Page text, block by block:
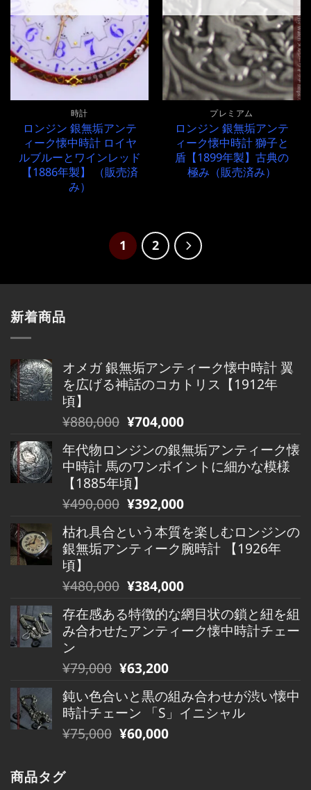
時計
ロンジン 銀無垢アンテ
ィーク懐中時計 ロイヤ
ルブルーとワインレッド
【1886年製】 （販売済
み）
プレミアム
ロンジン 銀無垢アンテ
ィーク懐中時計 獅子と
盾【1899年製】古典の
極み（販売済み）
1 2
新着商品
オメガ 銀無垢アンティーク懐中時計 翼
を広げる神話のコカトリス【1912年
頃】
元
価
格
は
¥880,000
で
し
た。
¥880,000 現
の
価
格
は
¥880,000
で
す。
¥704,000
年代物ロンジンの銀無垢アンティーク懐
中時計 馬のワンポイントに細かな模様
【1885年頃】
元
価
格
は
¥490,000
で
し
た。
¥490,000 現
の
価
は
¥490,000
で
す。
¥392,000
枯れ具合という本質を楽しむロンジンの
銀無垢アンティーク腕時計 【1926年
頃】
元
価
格
は
¥480,000
で
し
た。
¥480,000 現
の
価
は
¥480,000
で
す。
¥384,000
存在感ある特徴的な網目状の鎖と紐を組
み合わせたアンティーク懐中時計チェー
ン
元
価
格
は
で
¥79,000 現
の
価
格
¥63,200
鈍い色合いと黒の組み合わせが渋い懐中
時計チェーン 「S」イニシャル
元
価
¥75,000 現
¥60,000
商品タグ